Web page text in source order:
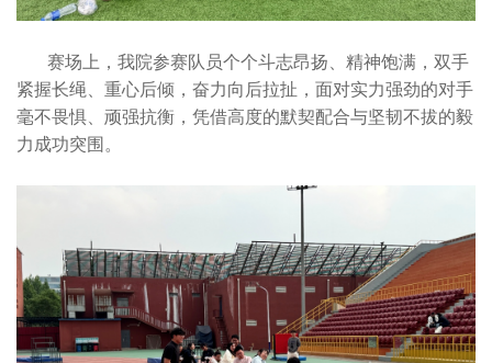
赛场上，我院参赛队员个个斗志昂扬、精神饱满，双手
紧握长绳、重心后倾，奋力向后拉扯，面对实力强劲的对手
毫不畏惧、顽强抗衡，凭借高度的默契配合与坚韧不拔的毅
力成功突围。